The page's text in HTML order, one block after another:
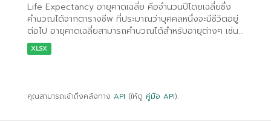
Life Expectancy อายุคาดเฉลี่ย คือจำนวนปีโดยเฉลี่ยซึ่ง
คำนวณได้จากตารางชีพ ที่ประมาณว่าบุคคลหนึ่งจะมีชีวิตอยู่
ต่อไป อายุคาดเฉลี่ยสามารถคำนวณได้สำหรับอายุต่างๆ เช่น...
XLSX
คุณสามารถเข้าถึงคลังทาง API (ให้ดู คู่มือ API).